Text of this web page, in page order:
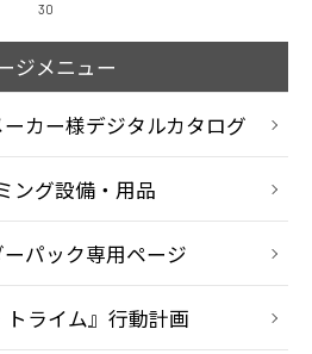
30
ジメニュー
ーカー様デジタルカタログ
ング設備・用品
ーパック専用ページ
トライム』行動計画